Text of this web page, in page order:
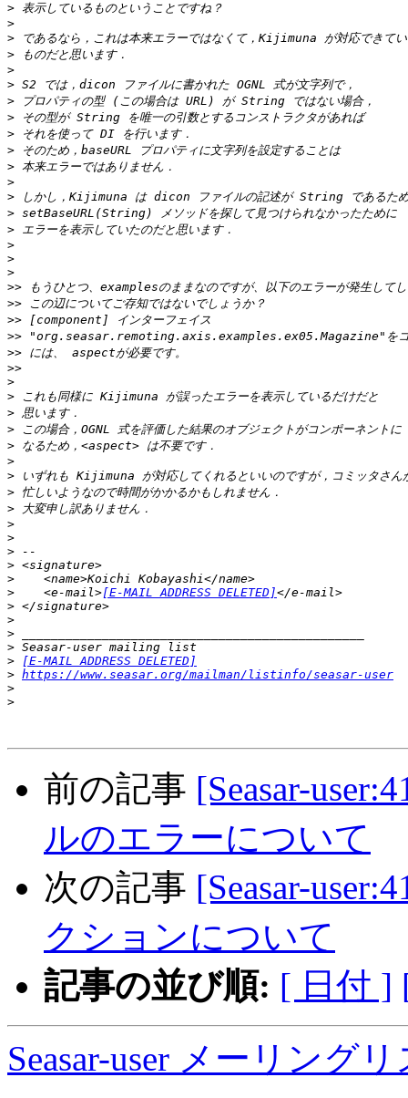
>
>
>
>
>
>
>
>
>
>
>
>
>
>
>
>
>
>
>>
>>
>>
>>
>>
>>
>
>
>
>
>
>
>
>
>
>
>
>
>
>
>
    <e-mail>
[E-MAIL ADDRESS DELETED]
>
>
>
>
>
[E-MAIL ADDRESS DELETED]
> https://www.seasar.org/mailman/listinfo/seasar-user
>
>
前の記事 [Seasar-
ルのエラーについて
次の記事 [Seasar-
クションについて
記事の並び順: [ 日付 ]
Seasar-user メーリング